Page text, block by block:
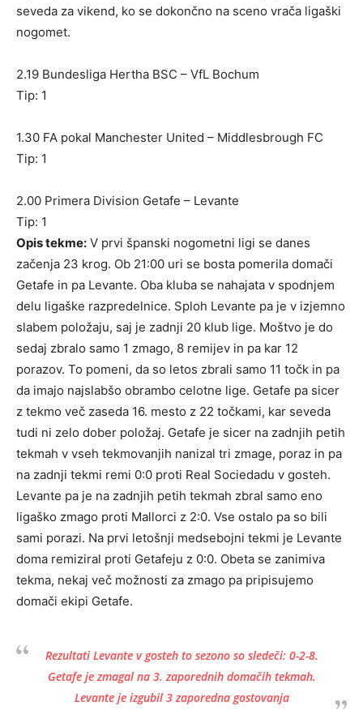
seveda za vikend, ko se dokončno na sceno vrača ligaški
nogomet.
2.19 Bundesliga Hertha BSC – VfL Bochum
Tip: 1
1.30 FA pokal Manchester United – Middlesbrough FC
Tip: 1
2.00 Primera Division Getafe – Levante
Tip: 1
Opis tekme: V prvi španski nogometni ligi se danes
začenja 23 krog. Ob 21:00 uri se bosta pomerila domači
Getafe in pa Levante. Oba kluba se nahajata v spodnjem
delu ligaške razpredelnice. Sploh Levante pa je v izjemno
slabem položaju, saj je zadnji 20 klub lige. Moštvo je do
sedaj zbralo samo 1 zmago, 8 remijev in pa kar 12
porazov. To pomeni, da so letos zbrali samo 11 točk in pa
da imajo najslabšo obrambo celotne lige. Getafe pa sicer
z tekmo več zaseda 16. mesto z 22 točkami, kar seveda
tudi ni zelo dober položaj. Getafe je sicer na zadnjih petih
tekmah v vseh tekmovanjih nanizal tri zmage, poraz in pa
na zadnji tekmi remi 0:0 proti Real Sociedadu v gosteh.
Levante pa je na zadnjih petih tekmah zbral samo eno
ligaško zmago proti Mallorci z 2:0. Vse ostalo pa so bili
sami porazi. Na prvi letošnji medsebojni tekmi je Levante
doma remiziral proti Getafeju z 0:0. Obeta se zanimiva
tekma, nekaj več možnosti za zmago pa pripisujemo
domači ekipi Getafe.
Rezultati Levante v gosteh to sezono so sledeči: 0-2-8.
Getafe je zmagal na 3. zaporednih domačih tekmah.
Levante je izgubil 3 zaporedna gostovanja